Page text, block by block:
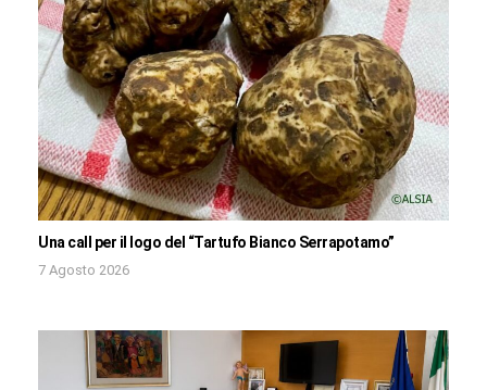
Una call per il logo del “Tartufo Bianco Serrapotamo”
7 Agosto 2026